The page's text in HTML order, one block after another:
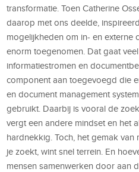
transformatie. Toen Catherine
daarop met ons deelde,
mogelijkheden om in- en externe
enorm toegenomen. Dat gaat
informatiestromen en
component aan toegevoegd die
en document management
gebruikt. Daarbij is vooral de
vergt een andere mindset en het
hardnekkig. Toch, het gemak
je zoekt, wint snel terrein. En
mensen samenwerken door aan